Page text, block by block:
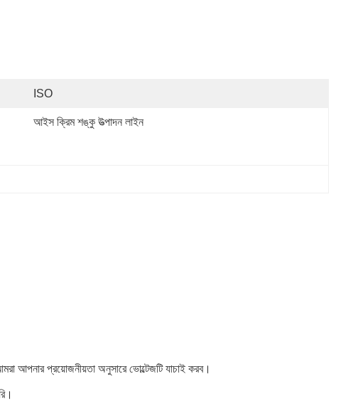
ISO
আইস ক্রিম শঙ্কু উত্পাদন লাইন
প্রয়োজনীয়তা অনুসারে ভোল্টেজটি যাচাই করব।